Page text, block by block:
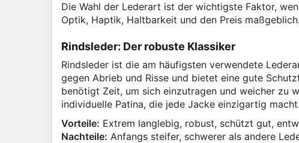
Die Wahl der Lederart ist der wichtigste Faktor,
Optik, Haptik, Haltbarkeit und den Preis
Rindsleder: Der robuste Klassiker
Rindsleder ist die am häufigsten verwendete
gegen Abrieb und Risse und bietet eine gute
benötigt Zeit, um sich einzutragen und weicher zu
individuelle Patina, die jede Jacke einzigartig macht.
Vorteile: Extrem langlebig, robust, schützt gut,
Nachteile: Anfangs steifer, schwerer als andere